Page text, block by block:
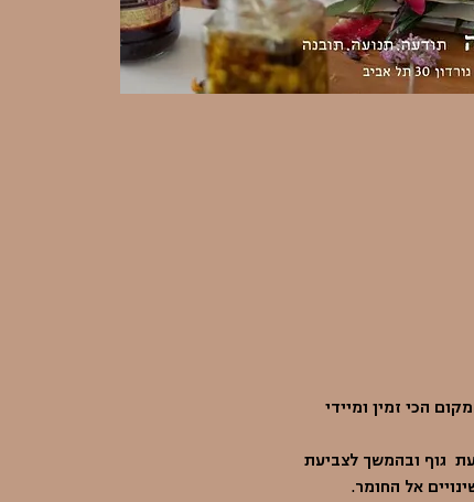
הכי זמין ומיידי
גוף ובהמשך לצביעת
אל החומר.